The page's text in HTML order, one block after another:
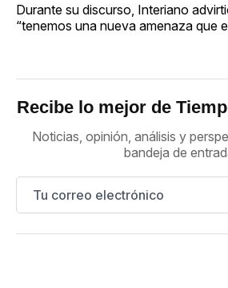
Durante su discurso, Interiano
“tenemos una nueva amenaza que
Recibe lo mejor de
Noticias, opinión, análisis y
bandeja de